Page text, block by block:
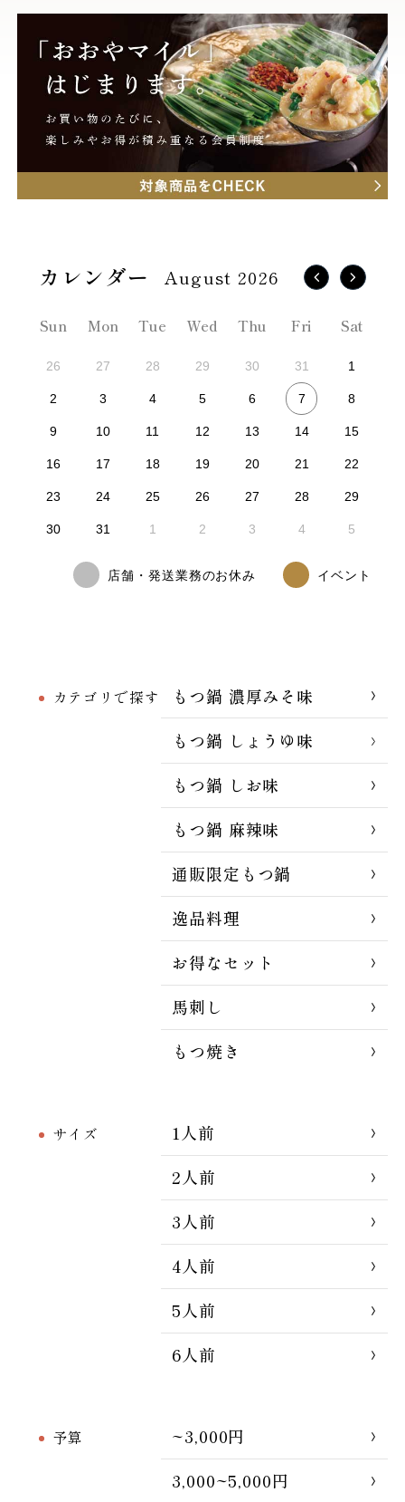
カテゴリで探す
もつ鍋 濃厚みそ味
もつ鍋 しょうゆ味
もつ鍋 しお味
もつ鍋 麻辣味
通販限定もつ鍋
逸品料理
お得なセット
馬刺し
もつ焼き
サイズ
1人前
2人前
3人前
4人前
5人前
6人前
予算
~3,000円
3,000~5,000円
August 2026
Sun Mon Tue Wed Thu Fri Sat
26 27 28 29 30 31 1
2 3 4 5 6 7 8
9 10 11 12 13 14 15
16 17 18 19 20 21 22
23 24 25 26 27 28 29
30 31 1 2 3 4 5
店舗・発送業務のお休み イベント